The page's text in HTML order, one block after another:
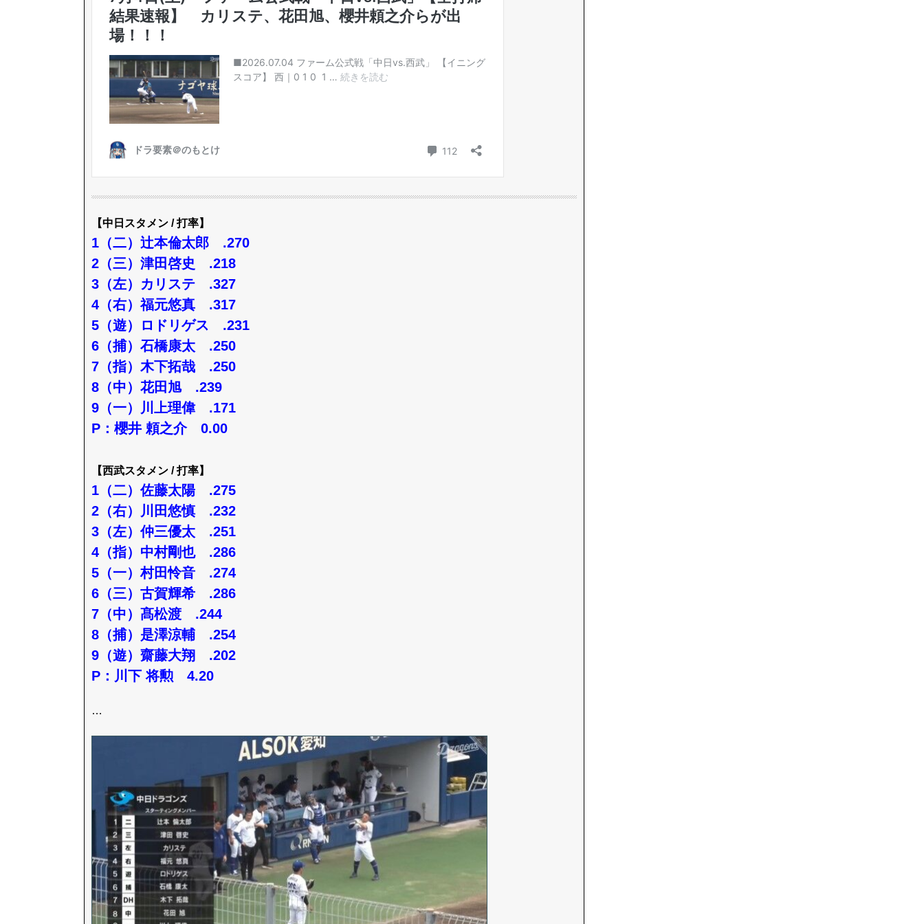
【中日スタメン / 打率】
1（二）辻本倫太郎 .270
2（三）津田啓史 .218
3（左）カリステ .327
4（右）福元悠真 .317
5（遊）ロドリゲス .231
6（捕）石橋康太 .250
7（指）木下拓哉 .250
8（中）花田旭 .239
9（一）川上理偉 .171
P：櫻井 頼之介 0.00
【西武スタメン / 打率】
1（二）佐藤太陽 .275
2（右）川田悠慎 .232
3（左）仲三優太 .251
4（指）中村剛也 .286
5（一）村田怜音 .274
6（三）古賀輝希 .286
7（中）髙松渡 .244
8（捕）是澤涼輔 .254
9（遊）齋藤大翔 .202
P：川下 将勲 4.20
…